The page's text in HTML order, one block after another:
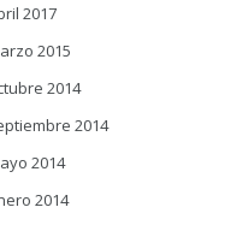
2017
2015
2014
2014
2014
2014